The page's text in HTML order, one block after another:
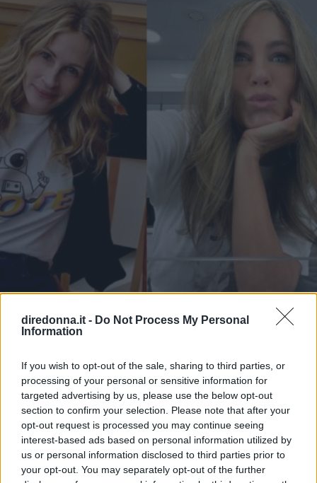
diredonna.it - Do Not Process My Personal
Information
If you wish to opt-out of the sale, sharing to third parties, or
processing of your personal or sensitive information for
targeted advertising by us, please use the below opt-out
section to confirm your selection. Please note that after your
opt-out request is processed you may continue seeing
interest-based ads based on personal information utilized by
us or personal information disclosed to third parties prior to
your opt-out. You may separately opt-out of the further
Tagli di capelli: i migliori per la
generazione X
I tagli di capelli per la generazione X guardano al passato
analogico con stile e strizzano l'occhio ai tempi moderni e
digitali: ecco le acconciature più belle, scelte anche dalle
celebrità
STEFANIA CICIRELLO